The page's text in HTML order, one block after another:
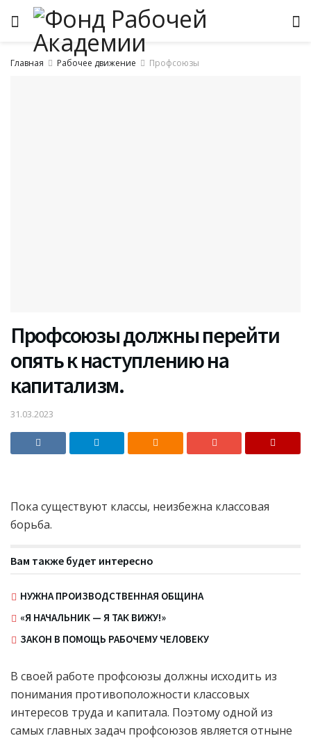
Главная Рабочее движение Профсоюзы
Профсоюзы должны перейти
опять к наступлению на
капитализм.
31.03.2023
Пока существуют классы, неизбежна классовая
борьба.
Вам также будет интересно
НУЖНА ПРОИЗВОДСТВЕННАЯ ОБЩИНА
«Я НАЧАЛЬНИК — Я ТАК ВИЖУ!»
ЗАКОН В ПОМОЩЬ РАБОЧЕМУ ЧЕЛОВЕКУ
В своей работе профсоюзы должны исходить из
понимания противоположности классовых
интересов труда и капитала. Поэтому одной из
самых главных задач профсоюзов является отныне